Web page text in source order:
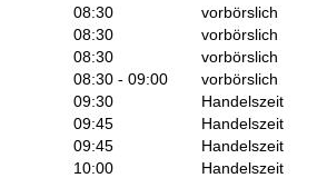
08:30
vorbörslich
08:30
vorbörslich
08:30
vorbörslich
08:30 - 09:00
vorbörslich
09:30
Handelszeit
09:45
Handelszeit
09:45
Handelszeit
10:00
Handelszeit